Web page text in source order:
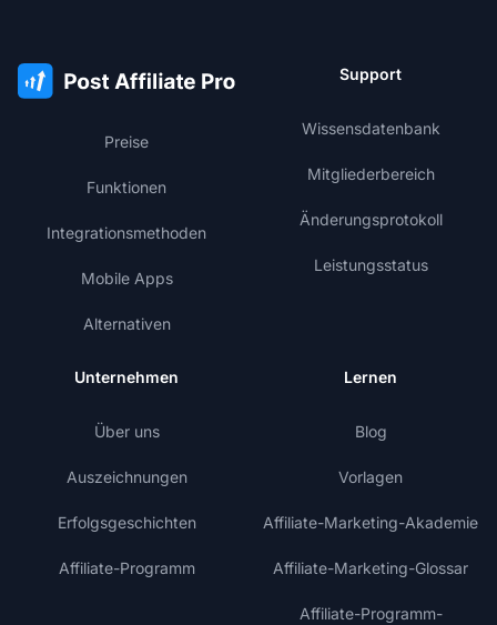
Preise
Funktionen
Integrationsmethoden
Mobile Apps
Alternativen
Support
Wissensdatenbank
Mitgliederbereich
Änderungsprotokoll
Leistungsstatus
Unternehmen
Über uns
Auszeichnungen
Erfolgsgeschichten
Affiliate-Programm
Lernen
Blog
Vorlagen
Affiliate-Marketing-Akademie
Affiliate-Marketing-Glossar
Affiliate-Programm-